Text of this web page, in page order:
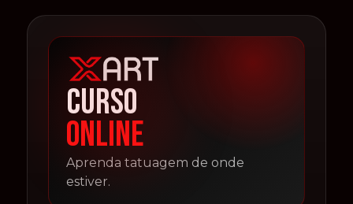
CURSO
ONLINE
Aprenda tatuagem de onde
estiver.